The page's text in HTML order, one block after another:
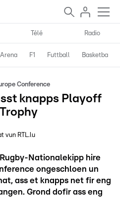
Télé Radio
F1 Futtball Basketball
Conference
knapps Playoff
vun RTL.lu
Nationalekipp hire
ongeschloen un
ass et knapps net fir eng
Grond dofir ass eng